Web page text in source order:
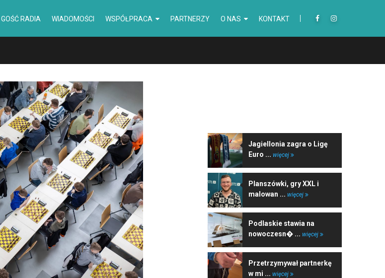
GOŚĆ RADIA WIADOMOŚCI WSPÓŁPRACA PARTNERZY O NAS KONTAKT
Jagiellonia zagra o Ligę
Euro ... więcej
Planszówki, gry XXL i
malowan ... więcej
Podlaskie stawia na
nowoczesn� ... więcej
Przetrzymywał partnerkę
w mi ... więcej